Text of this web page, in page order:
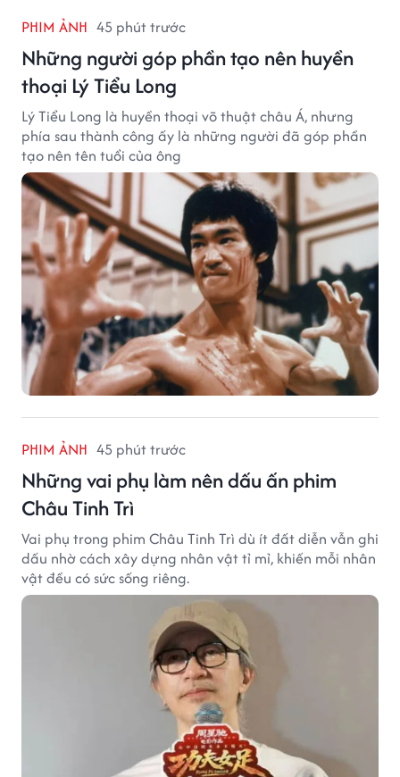
PHIM ẢNH 45 phút trước
Những người góp phần tạo nên huyền
thoại Lý Tiểu Long
Lý Tiểu Long là huyền thoại võ thuật châu Á, nhưng
phía sau thành công ấy là những người đã góp phần
tạo nên tên tuổi của ông
PHIM ẢNH 45 phút trước
Những vai phụ làm nên dấu ấn phim
Châu Tinh Trì
Vai phụ trong phim Châu Tinh Trì dù ít đất diễn vẫn ghi
dấu nhờ cách xây dựng nhân vật tỉ mỉ, khiến mỗi nhân
vật đều có sức sống riêng.